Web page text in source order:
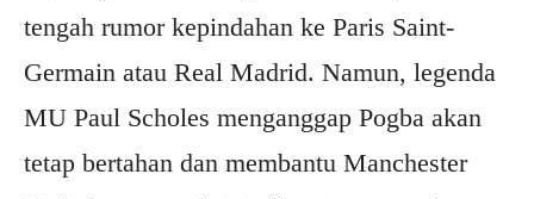
tengah rumor kepindahan ke Paris Saint-
Germain atau Real Madrid. Namun, legenda
MU Paul Scholes menganggap Pogba akan
tetap bertahan dan membantu Manchester